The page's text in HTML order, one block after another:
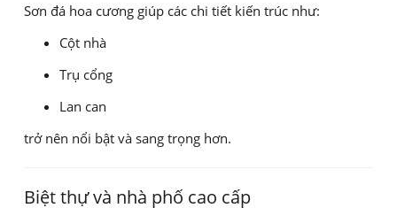
Sơn đá hoa cương giúp các chi tiết kiến trúc như:
Cột nhà
Trụ cổng
Lan can
trở nên nổi bật và sang trọng hơn.
Biệt thự và nhà phố cao cấp